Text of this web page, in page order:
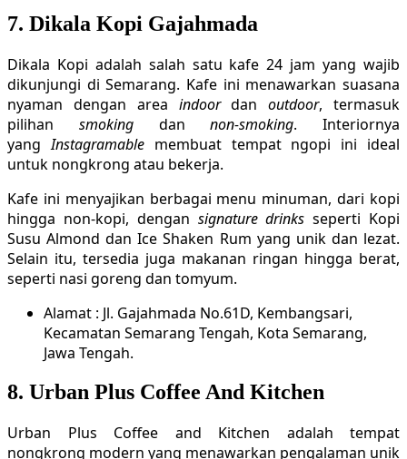
7. Dikala Kopi Gajahmada
Dikala Kopi adalah salah satu kafe 24 jam yang wajib
dikunjungi di Semarang. Kafe ini menawarkan suasana
nyaman dengan area indoordanoutdoor, termasuk
pilihan smokingdannon-smoking. Interiornya
yangInstagramablemembuat tempat ngopi ini ideal
untuk nongkrong atau bekerja.
Kafe ini menyajikan berbagai menu minuman, dari kopi
hingga non-kopi, dengan signature drinks seperti Kopi
Susu Almond dan Ice Shaken Rum yang unik dan lezat.
Selain itu, tersedia juga makanan ringan hingga berat,
seperti nasi goreng dan tomyum.
Alamat : Jl. Gajahmada No.61D, Kembangsari,
Kecamatan Semarang Tengah, Kota Semarang,
Jawa Tengah.
8. Urban Plus Coffee And Kitchen
Urban Plus Coffee and Kitchen adalah tempat
nongkrong modern yang menawarkan pengalaman unik